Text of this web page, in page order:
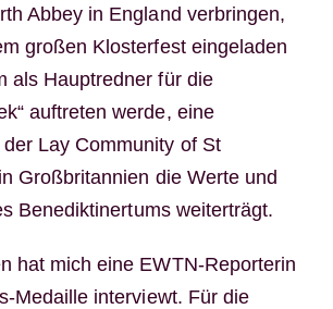
Abbey in England verbringen,
großen Klosterfest eingeladen
als Hauptredner für die
auftreten werde, eine
Lay Community of St
Großbritannien die Werte und
Benediktinertums weiterträgt.
hat mich eine EWTN-Reporterin
Medaille interviewt. Für die